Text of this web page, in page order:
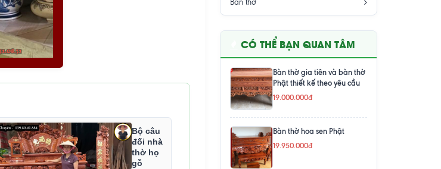
Bộ câu
đối nhà
thờ họ
gỗ
Bàn thờ
CÓ THỂ BẠN QUAN TÂM
Bàn thờ gia tiên và bàn thờ
Phật thiết kế theo yêu cầu
19.000.000đ
Bàn thờ hoa sen Phật
19.950.000đ